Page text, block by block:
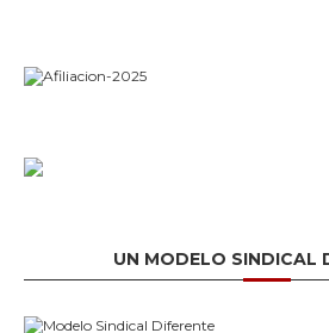
UN MODELO SINDICAL